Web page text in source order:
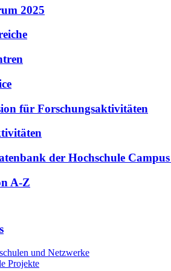
2025
für Forschungsaktivitäten
der Hochschule
A-Z
und Netzwerke
Projekte